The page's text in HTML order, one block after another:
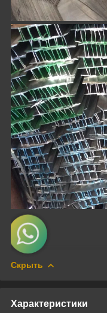
Скрыть
Характеристики